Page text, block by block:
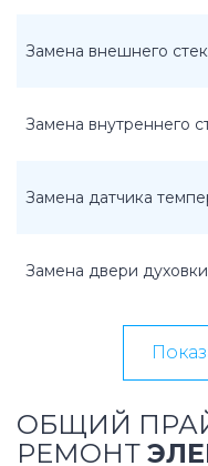
Замена внешнего
Замена внутреннего
Замена датчика
Замена двери духовки
ОБЩИЙ
РЕМОНТ